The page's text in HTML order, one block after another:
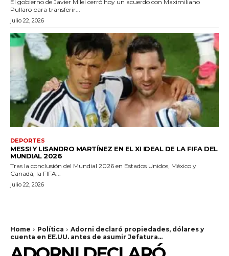
El gobierno de Javier Milei cerró hoy un acuerdo con Maximiliano
Pullaro para transferir...
julio 22, 2026
DEPORTES
MESSI Y LISANDRO MARTÍNEZ EN EL XI IDEAL DE LA FIFA DEL
MUNDIAL 2026
Tras la conclusión del Mundial 2026 en Estados Unidos, México y
Canadá, la FIFA...
julio 22, 2026